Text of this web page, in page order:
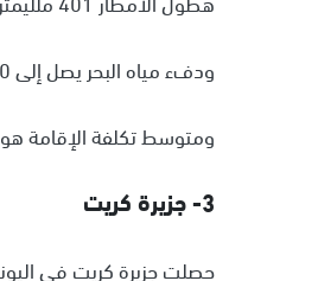
ودفء مياه البحر يصل إلى 30 درجة مئوية في مارس، وتضم 24 شاطئًا.
ومتوسط تكلفة الإقامة هو 158.56 دولار، والتقييم الإجمالي 9.66/10.
3- جزيرة كريت